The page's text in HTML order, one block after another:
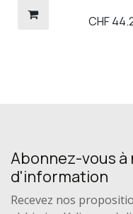
CHF
Abonnez-vous
d'information
Recevez nos